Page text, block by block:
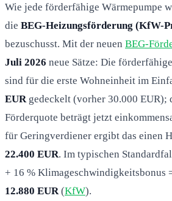
Wie jede förderfähige Wärmepumpe
die BEG-Heizungsförderung (KfW-
bezuschusst. Mit der neuen BEG-
Juli 2026 neue Sätze: Die
sind für die erste Wohneinheit im
EUR gedeckelt (vorher 30.000 EUR);
Förderquote beträgt jetzt
für Geringverdiener ergibt das einen
22.400 EUR. Im typischen
+ 16 % Klimageschwindigkeitsbonus
12.880 EUR (KfW).